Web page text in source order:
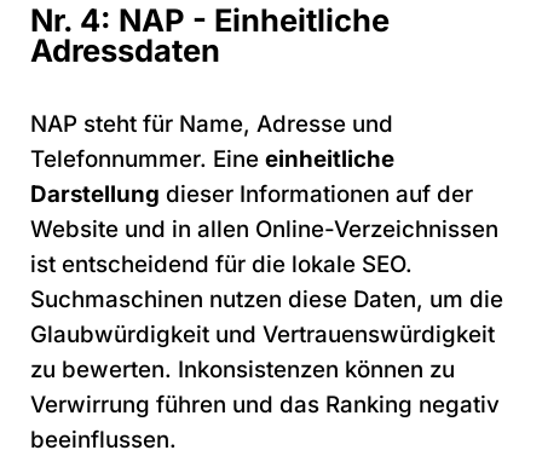
Nr. 4: NAP - Einheitliche
Adressdaten
NAP steht für Name, Adresse und
Telefonnummer. Eine einheitliche
Darstellung dieser Informationen auf der
Website und in allen Online-Verzeichnissen
ist entscheidend für die lokale SEO.
Suchmaschinen nutzen diese Daten, um die
Glaubwürdigkeit und Vertrauenswürdigkeit
zu bewerten. Inkonsistenzen können zu
Verwirrung führen und das Ranking negativ
beeinflussen.